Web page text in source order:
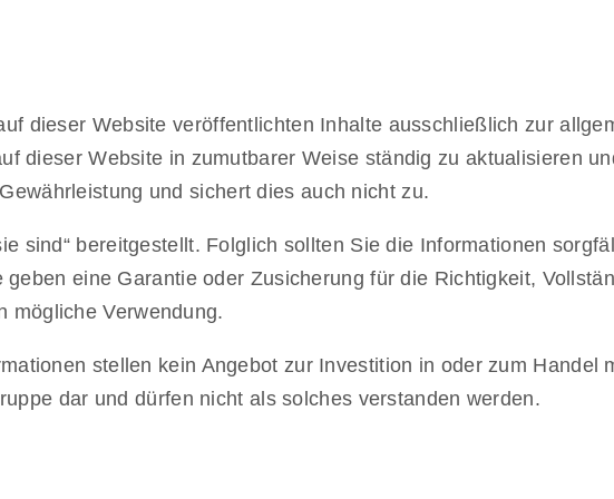
dieser Website veröffentlichten Inhalte ausschließlich zur
dieser Website in zumutbarer Weise ständig zu aktualisieren
und sichert dies auch nicht zu.
sind“ bereitgestellt. Folglich sollten Sie die Informationen
eine Garantie oder Zusicherung für die Richtigkeit,
mögliche Verwendung.
stellen kein Angebot zur Investition in oder zum Handel
dar und dürfen nicht als solches verstanden werden.